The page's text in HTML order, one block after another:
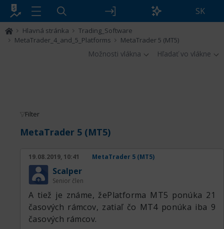
SK
Hlavná stránka
Trading_Software
MetaTrader_4_and_5_Platforms
MetaTrader 5 (MT5)
Možnosti vlákna Hľadať vo vlákne
Filter
MetaTrader 5 (MT5)
19.08.2019, 10:41 MetaTrader 5 (MT5)
Scalper
Senior člen
A tiež je známe, žePlatforma MT5 ponúka 21
časových rámcov, zatiaľ čo MT4 ponúka iba 9
časových rámcov.